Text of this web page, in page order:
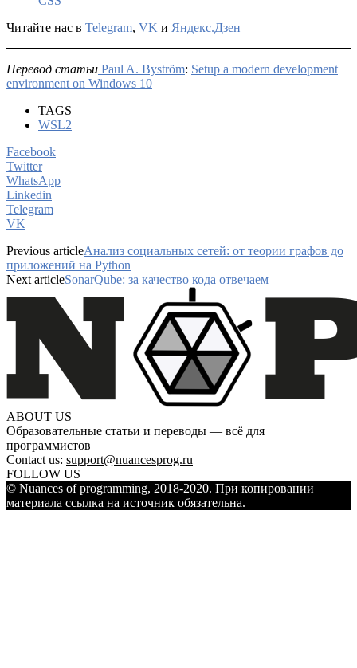
Читайте нас в Telegram, VK и Яндекс.Дзен
Перевод статьи Paul A. Byström: Setup a modern development
environment on Windows 10
TAGS
WSL2
Facebook
Twitter
WhatsApp
Linkedin
Telegram
VK
Previous articleАнализ социальных сетей: от теории графов до
приложений на Python
Next articleSonarQube: за качество кода отвечаем
ABOUT US
Образовательные статьи и переводы — всё для
программистов
Contact us: support@nuancesprog.ru
FOLLOW US
© Nuances of programming, 2018-2020. При копировании
материала ссылка на источник обязательна.